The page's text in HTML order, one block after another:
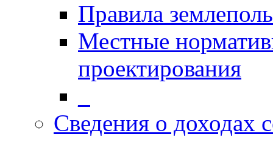
Правила
Местные
проектирования
Сведения о доходах